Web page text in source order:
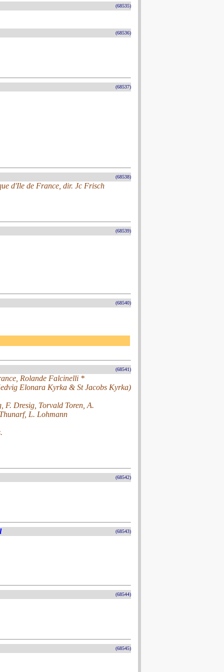
(68535)
(68536)
(68537)
(68538)
d'Ile de France, dir. Jc Frisch
(68539)
(68540)
(68541)
Rolande Falcinelli *
Elonara Kyrka & St Jacobs Kyrka)
F. Dresig, Torvald Toren, A.
L. Lohmann
(68542)
(68543)
(68544)
(68545)